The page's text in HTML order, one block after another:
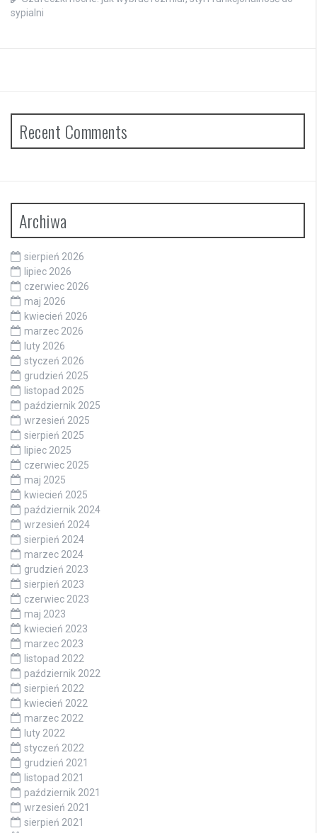
sypialni
Recent Comments
Archiwa
sierpień 2026
lipiec 2026
czerwiec 2026
maj 2026
kwiecień 2026
marzec 2026
luty 2026
styczeń 2026
grudzień 2025
listopad 2025
październik 2025
wrzesień 2025
sierpień 2025
lipiec 2025
czerwiec 2025
maj 2025
kwiecień 2025
październik 2024
wrzesień 2024
sierpień 2024
marzec 2024
grudzień 2023
sierpień 2023
czerwiec 2023
maj 2023
kwiecień 2023
marzec 2023
listopad 2022
październik 2022
sierpień 2022
kwiecień 2022
marzec 2022
luty 2022
styczeń 2022
grudzień 2021
listopad 2021
październik 2021
wrzesień 2021
sierpień 2021